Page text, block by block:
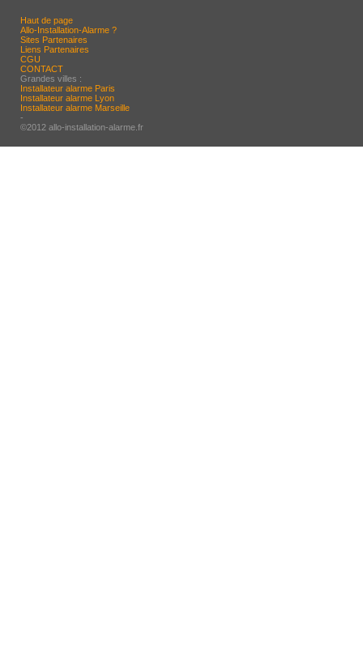
Haut de page
Allo-Installation-Alarme ?
Sites Partenaires
Liens Partenaires
CGU
CONTACT
Grandes villes :
Installateur alarme Paris
Installateur alarme Lyon
Installateur alarme Marseille
-
©2012 allo-installation-alarme.fr